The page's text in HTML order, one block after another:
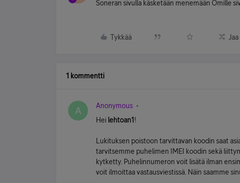
Soneran sivulla käsketään menemään Omille
Tykkää Jaa
1 kommentti
A Anonymous
Hei lehtoan1 !
Lukituksen poistoon tarvittavan koodin saat
tarvitsemme puhelimen IMEI koodin sekä
kytketty. Puhelinnumeron voit lisätä ilman
voit ilmoittaa vastausviestissä. Näin saamme